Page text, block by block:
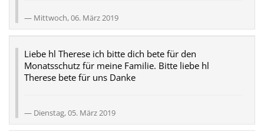
Mittwoch, 06. März 2019
Liebe hl Therese ich bitte dich bete für den
Monatsschutz für meine Familie. Bitte liebe hl
Therese bete für uns Danke
Dienstag, 05. März 2019